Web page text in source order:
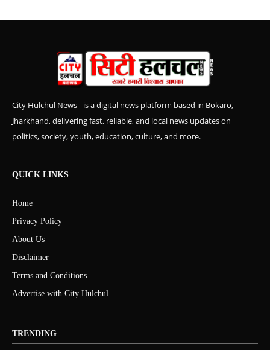
City Hulchul News - is a digital news platform based in Bokaro,
Jharkhand, delivering fast, reliable, and local news updates on
politics, society, youth, education, culture, and more.
QUICK LINKS
Home
Privacy Policy
About Us
Disclaimer
Terms and Conditions
Advertise with City Hulchul
TRENDING